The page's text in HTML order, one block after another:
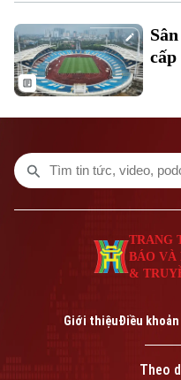
Liên hệ đường dây nóng (bấm
cấp
TRANG
BÁO VÀ
&
Giới thiệuĐiều
Theo